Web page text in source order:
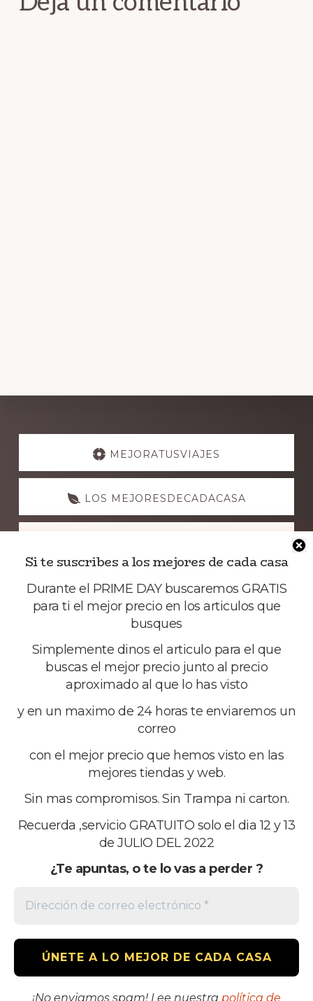
Si te suscribes a los mejores de cada casa
Durante el PRIME DAY buscaremos GRATIS
para ti el mejor precio en los articulos que
busques
Simplemente dinos el articulo para el que
buscas el mejor precio junto al precio
aproximado al que lo has visto
y en un maximo de 24 horas te enviaremos un
correo
con el mejor precio que hemos visto en las
mejores tiendas y web.
Sin mas compromisos. Sin Trampa ni carton.
Recuerda ,servicio GRATUITO solo el dia 12 y 13
de JULIO DEL 2022
¿Te apuntas, o te lo vas a perder ?
¡No enviamos spam! Lee nuestra política de
lectores
Explore
MEJORATUSVIAJES
LOS MEJORESDECADACASA
Footer
La comunidad del mejor precio
Una web de grupomega iberia sl
Desde España al mundo
email:elconseguidor.eu@gmail.com
COOKIES
CONTACTANOS